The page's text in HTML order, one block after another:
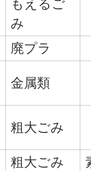
もえるご
み
廃プラ
金属類
粗大ごみ
粗大ごみ